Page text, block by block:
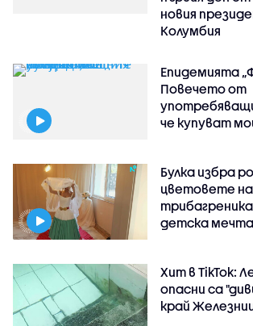
новия
Колумбия
Епидемията
Повечето от
че купуват
Булка избра
цветовете на
детска мечта
Хит в TikTok:
опасни са
край